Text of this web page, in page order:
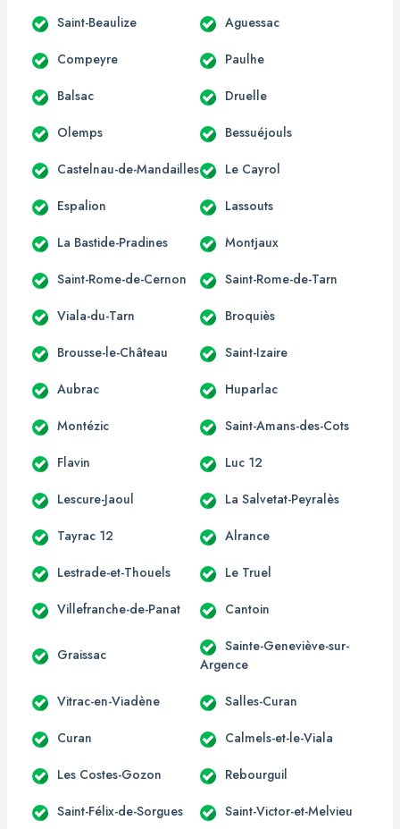
Saint-Beaulize Aguessac
Compeyre Paulhe
Balsac Druelle
Olemps Bessuéjouls
Castelnau-de-Mandailles Le Cayrol
Espalion Lassouts
La Bastide-Pradines Montjaux
Saint-Rome-de-Cernon Saint-Rome-de-Tarn
Viala-du-Tarn Broquiès
Brousse-le-Château Saint-Izaire
Aubrac Huparlac
Montézic Saint-Amans-des-Cots
Flavin Luc 12
Lescure-Jaoul La Salvetat-Peyralès
Tayrac 12 Alrance
Lestrade-et-Thouels Le Truel
Villefranche-de-Panat Cantoin
Graissac
Sainte-Geneviève-sur-
Argence
Vitrac-en-Viadène Salles-Curan
Curan Calmels-et-le-Viala
Les Costes-Gozon Rebourguil
Saint-Félix-de-Sorgues Saint-Victor-et-Melvieu